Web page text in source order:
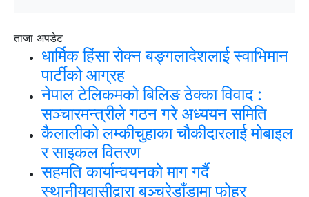
ताजा अपडेट
धार्मिक हिंसा रोक्न बङ्गलादेशलाई स्वाभिमान
पार्टीको आग्रह
नेपाल टेलिकमको बिलिङ ठेक्का विवाद :
सञ्चारमन्त्रीले गठन गरे अध्ययन समिति
कैलालीको लम्कीचुहाका चौकीदारलाई मोबाइल
र साइकल वितरण
सहमति कार्यान्वयनको माग गर्दै
स्थानीयवासीद्वारा बञ्चरेडाँडामा फोहर